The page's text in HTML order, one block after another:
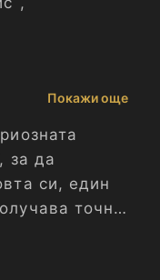
Покажи още
за да
си, един
точно